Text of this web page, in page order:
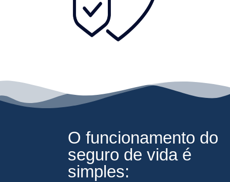
O funcionamento do
seguro de vida é
simples: